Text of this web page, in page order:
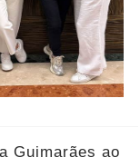
Guimarães ao